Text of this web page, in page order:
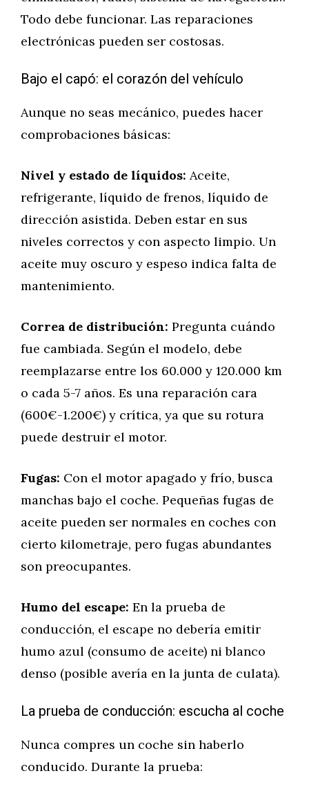
Todo debe funcionar. Las reparaciones
electrónicas pueden ser costosas.
Bajo el capó: el corazón del vehículo
Aunque no seas mecánico, puedes hacer
comprobaciones básicas:
Nivel y estado de líquidos: Aceite,
refrigerante, líquido de frenos, líquido de
dirección asistida. Deben estar en sus
niveles correctos y con aspecto limpio. Un
aceite muy oscuro y espeso indica falta de
mantenimiento.
Correa de distribución: Pregunta cuándo
fue cambiada. Según el modelo, debe
reemplazarse entre los 60.000 y 120.000 km
o cada 5-7 años. Es una reparación cara
(600€-1.200€) y crítica, ya que su rotura
puede destruir el motor.
Fugas: Con el motor apagado y frío, busca
manchas bajo el coche. Pequeñas fugas de
aceite pueden ser normales en coches con
cierto kilometraje, pero fugas abundantes
son preocupantes.
Humo del escape: En la prueba de
conducción, el escape no debería emitir
humo azul (consumo de aceite) ni blanco
denso (posible avería en la junta de culata).
La prueba de conducción: escucha al coche
Nunca compres un coche sin haberlo
conducido. Durante la prueba: